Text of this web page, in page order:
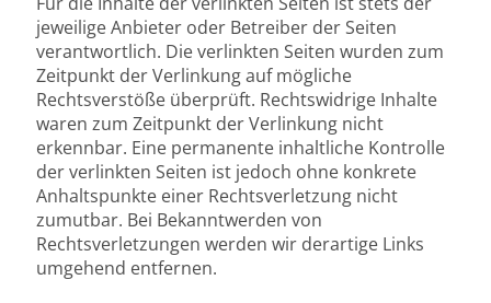
jeweilige Anbieter oder Betreiber der Seiten
verantwortlich. Die verlinkten Seiten wurden zum
Zeitpunkt der Verlinkung auf mögliche
Rechtsverstöße überprüft. Rechtswidrige Inhalte
waren zum Zeitpunkt der Verlinkung nicht
erkennbar. Eine permanente inhaltliche Kontrolle
der verlinkten Seiten ist jedoch ohne konkrete
Anhaltspunkte einer Rechtsverletzung nicht
zumutbar. Bei Bekanntwerden von
Rechtsverletzungen werden wir derartige Links
umgehend entfernen.